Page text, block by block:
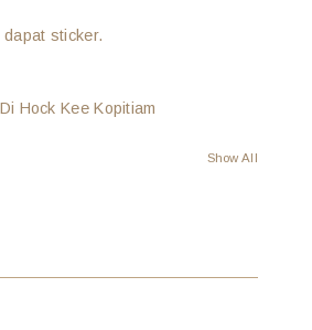
sticker.
Hock Kee Kopitiam
Show All